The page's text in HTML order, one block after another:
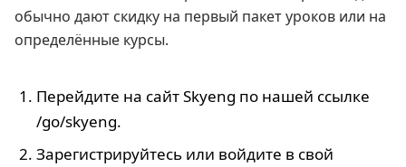
обычно дают скидку на первый пакет уроков или на
определённые курсы.
Перейдите на сайт Skyeng по нашей ссылке
/go/skyeng.
Зарегистрируйтесь или войдите в свой